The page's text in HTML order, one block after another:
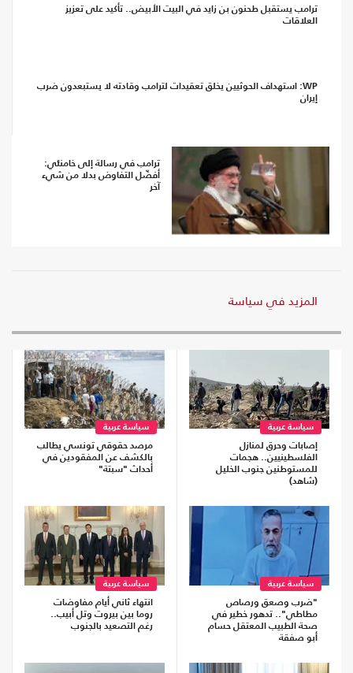
ترامب يستقبل طحنون بن زايد في البيت الأبيض.. تأكيد على تعزيز
العلاقات
WP: استهداف الحوثيين يخلق تعقيدات لترامب وقادته لا يستبعدون ضرب
إيران
ترامب في رسالة إلى خامنئي:
أفضّل التفاوض بدلا من شيء
آخر
المزيد في سياسة
سياسة عربية
إصابات وحرق لمنازل
الفلسطينيين.. هجمات
للمستوطنين جنوب الخليل
(شاهد)
سياسة عربية
مرصد حقوقي تونسي يطالب
بالكشف عن المفقودين في
أحداث "سبتة"
سياسة عربية
"ضرب وصعق ورصاص
مطاطي".. تدهور خطير في
صحة الطبيب المعتقل حسام
أبو صفقة
سياسة عربية
انتهاء ثاني أيام مفاوضات
روما بين بيروت وتل أبيب..
رغم التصعيد بالجنوب